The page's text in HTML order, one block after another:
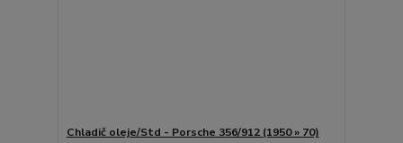
Chladič oleje/Std - Porsche 356/912 (1950 » 70)